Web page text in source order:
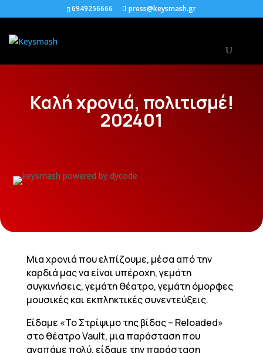
6949256666 press@keysmash.gr
Καλή χρονιά, πολιτισμέ!
202401
Μια χρονιά που ελπίζουμε, μέσα από την
καρδιά μας να είναι υπέροχη, γεμάτη
συγκινήσεις, γεμάτη θέατρο, γεμάτη όμορφες
μουσικές και εκπληκτικές συνεντεύξεις.
Είδαμε «Το Στρίψιμο της βίδας – Reloaded»
στο θέατρο Vault, μια παράσταση που
αγαπάμε πολύ, είδαμε την παράσταση